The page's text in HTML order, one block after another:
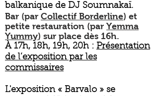
balkanique de DJ Soumnakaï.
Bar (par Collectif Borderline) et
petite restauration (par Yemma
Yummy) sur place dès 16h.
À 17h, 18h, 19h, 20h : Présentation
de l’exposition par les
commissaires
L'exposition « Barvalo » se